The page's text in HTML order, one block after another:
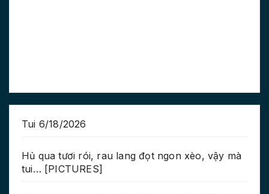
Tui 6/18/2026
Hủ qua tươi rói, rau lang đọt ngon xèo, vậy mà
tui… [PICTURES]